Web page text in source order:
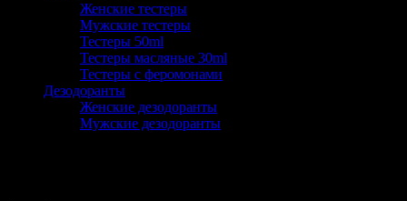
Женские тестеры
Мужские тестеры
Тестеры 50ml
Тестеры масляные 30ml
Тестеры с феромонами
Дезодоранты
Женские дезодоранты
Мужские дезодоранты